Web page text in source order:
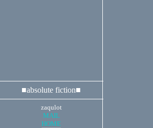
■absolute fiction■
zaqulot
MAIL
HOME